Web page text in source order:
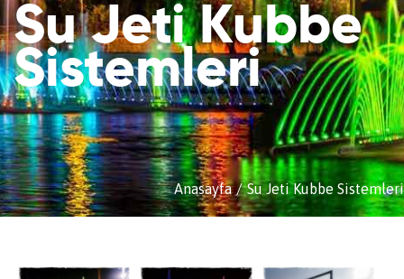
Su Jeti Kubbe
Sistemleri
Anasayfa Su Jeti Kubbe Sistemleri